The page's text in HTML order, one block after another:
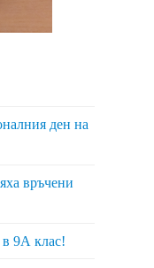
ден на
връчени
в 9А клас!